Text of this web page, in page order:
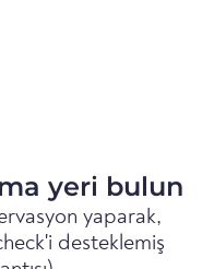
yeri bulun
yaparak,
desteklemiş